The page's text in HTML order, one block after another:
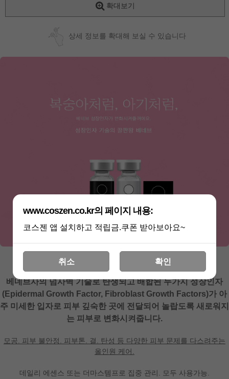
확대보기
상세 정보를 확대해 보실 수 있습니다
베네브사의 넘사벽 기술로 탄생되고 배합된 두가지 성장인자
(Epidermal Growth Factor, Fibroblast Growth Factors)가 아
주 미세한 입자로 피부 깊숙한 곳에 전달되어 놀랍도록 새로워지
는 피부로 변화시켜줍니다.
모공. 피부 불안정. 피부톤. 결. 탄성 등 다양한 피부 문제를 다스려주는
올인원 케어.
데일리 에센스 또는 더마스템프로 집중 관리. 모두 사용가능.
www.coszen.co.kr의 페이지 내용:
코스젠 앱 설치하고 적립금.쿠폰 받아보아요~
취소 확인